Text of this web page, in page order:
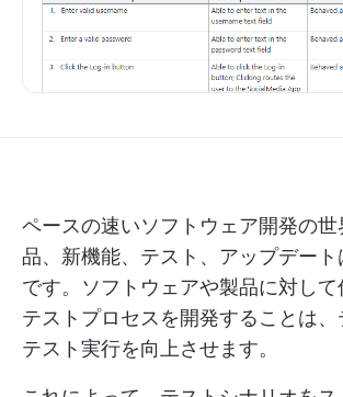
ペースの速いソフトウェア開発の
品、新機能、テスト、アップデー
です。ソフトウェアや製品に対し
テストプロセスを開発することは、
テスト実行を向上させます。